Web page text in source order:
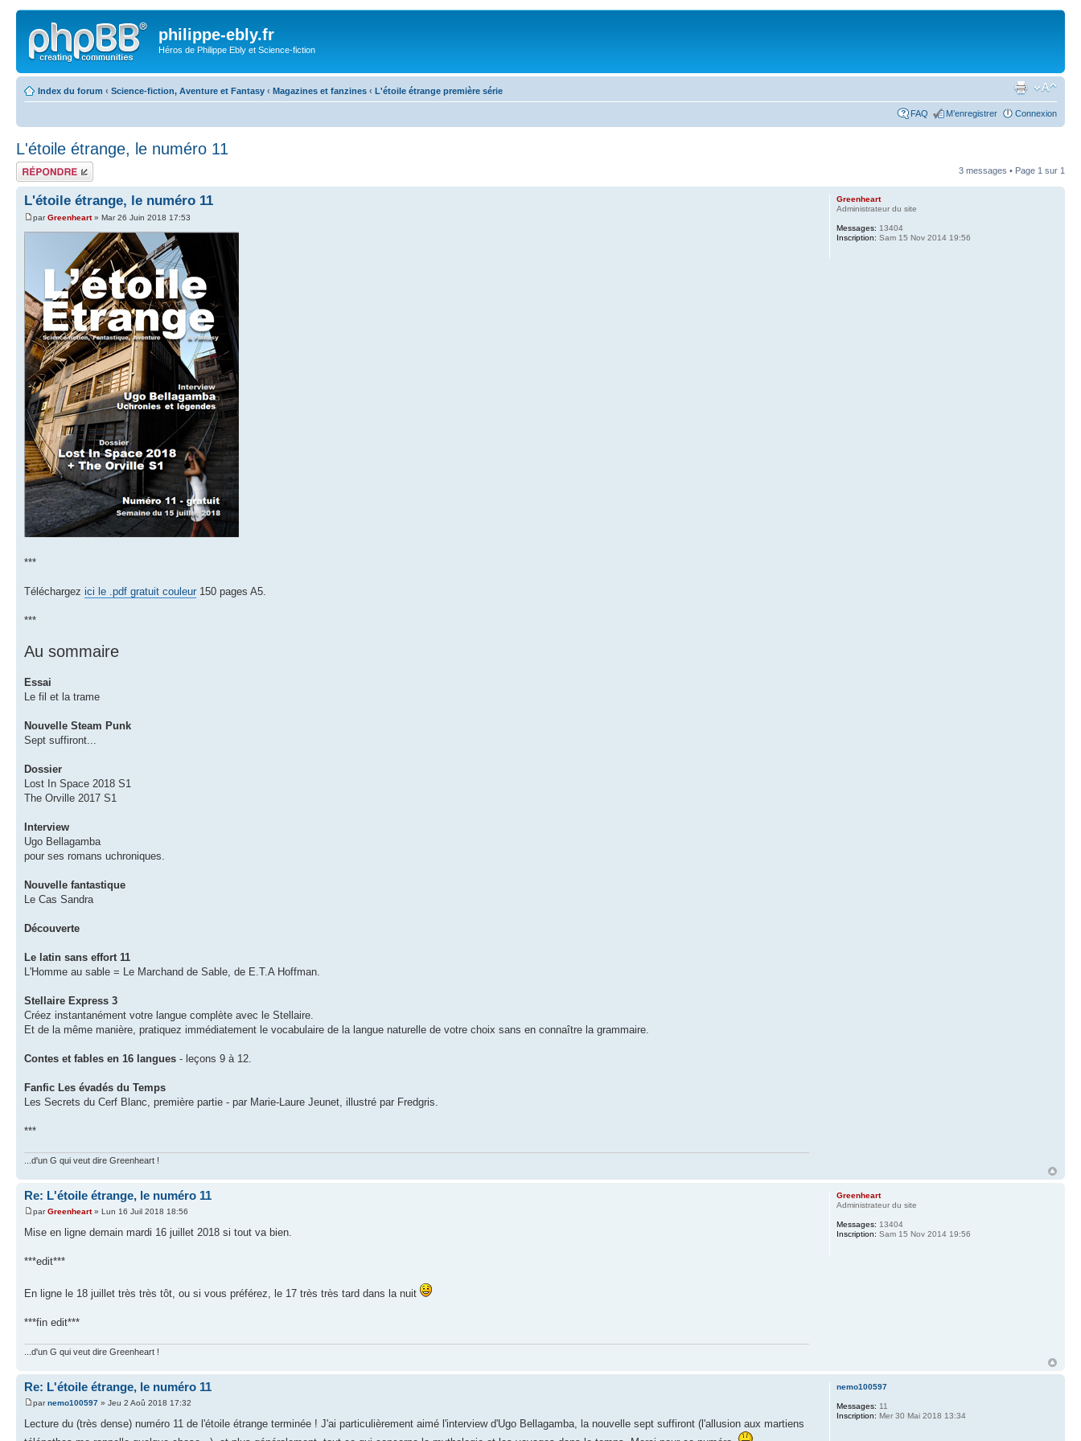
philippe-ebly.fr
Héros de Philippe Ebly et Science-fiction
Index du forum ‹ Science-fiction, Aventure et Fantasy ‹ Magazines et fanzines ‹ L'étoile étrange première série
FAQ M’enregistrer Connexion
L'étoile étrange, le numéro 11
Répondre 3 messages • Page 1 sur 1
L'étoile étrange, le numéro 11
parGreenheart» Mar 26 Juin 2018 17:53
***
Téléchargez ici le .pdf gratuit couleur 150 pages A5.
***
Au sommaire
Essai
Le fil et la trame
Nouvelle Steam Punk
Sept suffiront...
Dossier
Lost In Space 2018 S1
The Orville 2017 S1
Interview
Ugo Bellagamba
pour ses romans uchroniques.
Nouvelle fantastique
Le Cas Sandra
Découverte
Le latin sans effort 11
L'Homme au sable = Le Marchand de Sable, de E.T.A Hoffman.
Stellaire Express 3
Créez instantanément votre langue complète avec le Stellaire.
Et de la même manière, pratiquez immédiatement le vocabulaire de la langue naturelle de votre choix sans en connaître la grammaire.
Contes et fables en 16 langues - leçons 9 à 12.
Fanfic Les évadés du Temps
Les Secrets du Cerf Blanc, première partie - par Marie-Laure Jeunet, illustré par Fredgris.
***
...d'un G qui veut dire Greenheart !
Greenheart
Administrateur du site
Messages: 13404
Inscription: Sam 15 Nov 2014 19:56
Re: L'étoile étrange, le numéro 11
parGreenheart» Lun 16 Juil 2018 18:56
Mise en ligne demain mardi 16 juillet 2018 si tout va bien.
***edit***
En ligne le 18 juillet très très tôt, ou si vous préférez, le 17 très très tard dans la nuit
***fin edit***
...d'un G qui veut dire Greenheart !
Greenheart
Administrateur du site
Messages: 13404
Inscription: Sam 15 Nov 2014 19:56
Re: L'étoile étrange, le numéro 11
parnemo100597 » Jeu 2 Aoû 2018 17:32
Lecture du (très dense) numéro 11 de l'étoile étrange terminée ! J'ai particulièrement aimé l'interview d'Ugo Bellagamba, la nouvelle sept suffiront (l'allusion aux martiens
nemo100597
Messages: 11
Inscription: Mer 30 Mai 2018 13:34